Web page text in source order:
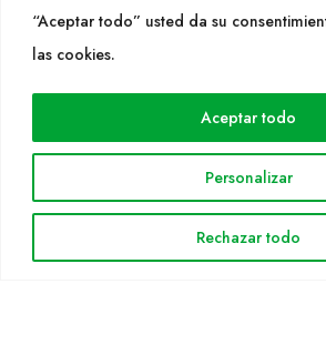
“Aceptar todo” usted da su
las cookies.
Personalizar
Rechazar todo
Aceptar todo
WEB
Cultidelta
Solicitud Catálogo